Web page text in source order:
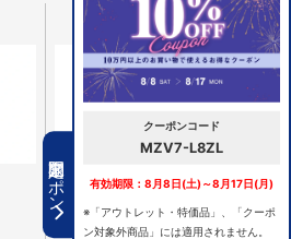
期間限定クーポン
クーポンコード
MZV7-L8ZL
有効期限：8月8日(土)～8月17日(月)
※「アウトレット・特価品」、「クーポ
ン対象外商品」には適用されません。
ワイヤレス（無線）
【メリット】
ベッド周りがすっきり